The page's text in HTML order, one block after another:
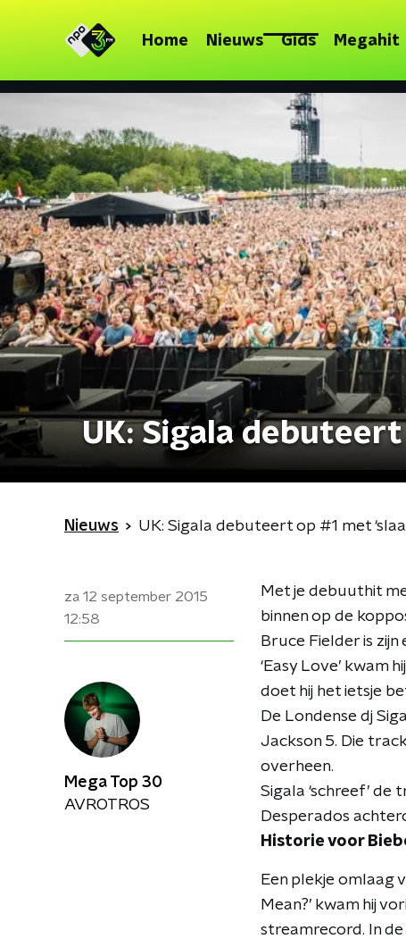
Home Nieuws Gids Megahit
UK: Sigala debuteert
Nieuws UK: Sigala debuteert op #1 met
za 12 september 2015
12:58
Met je debuuthit
binnen op de
Bruce Fielder is
‘Easy Love’ kwam
doet hij het ietsje
De Londense dj
Jackson 5. Die
overheen.
Sigala ‘schreef’
Desperados
Historie voor
Een plekje omlaag
Mean?’ kwam hij
streamrecord. In de
Mega Top 30
AVROTROS